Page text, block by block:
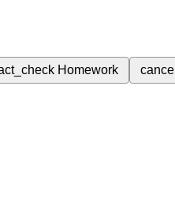
Homework cancel